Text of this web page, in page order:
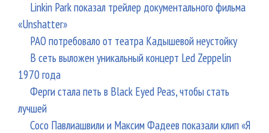
Linkin Park показал трейлер документального фильма
«Unshatter»
РАО потребовало от театра Кадышевой неустойку
В сеть выложен уникальный концерт Led Zeppelin
1970 года
Ферги стала петь в Black Eyed Peas, чтобы стать
лучшей
Сосо Павлиашвили и Максим Фадеев показали клип «Я